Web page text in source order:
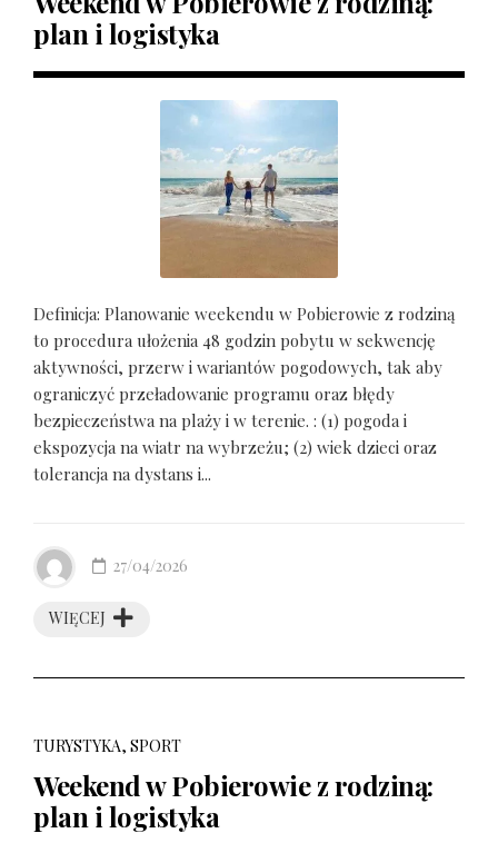
plan i logistyka
Definicja: Planowanie weekendu w Pobierowie z rodziną
to procedura ułożenia 48 godzin pobytu w sekwencję
aktywności, przerw i wariantów pogodowych, tak aby
ograniczyć przeładowanie programu oraz błędy
bezpieczeństwa na plaży i w terenie. : (1) pogoda i
ekspozycja na wiatr na wybrzeżu; (2) wiek dzieci oraz
tolerancja na dystans i...
WIĘCEJ
27/04/2026
TURYSTYKA, SPORT
Weekend w Pobierowie z rodziną:
plan i logistyka